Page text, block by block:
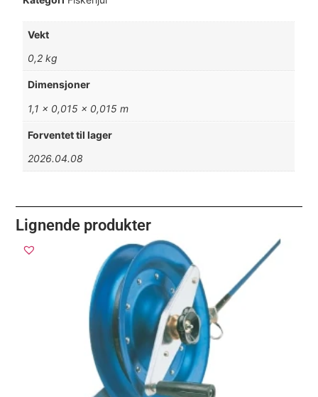
Vekt
0,2 kg
Dimensjoner
1,1 × 0,015 × 0,015 m
Forventet til lager
2026.04.08
Lignende produkter